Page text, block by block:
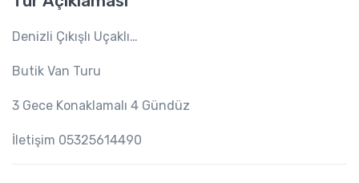
Denizli Çıkışlı Uçaklı…
Butik Van Turu
3 Gece Konaklamalı 4 Gündüz
İletişim 05325614490